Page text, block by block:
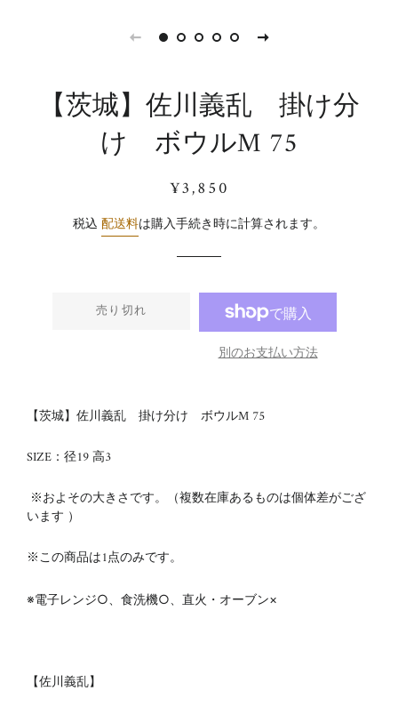
【茨城】佐川義乱 掛け分
け ボウルM 75
通
価
販
価
¥3,850
税込 配送料は購入手続き時に計算されます。
売り切れ
別のお支払い方法
【茨城】佐川義乱 掛け分け ボウルM 75
SIZE：径19 高3
※およその大きさです。（複数在庫あるものは個体差がござ
います ）
※この商品は1点のみです。
※電子レンジ○、食洗機○、直火・オーブン×
【佐川義乱】